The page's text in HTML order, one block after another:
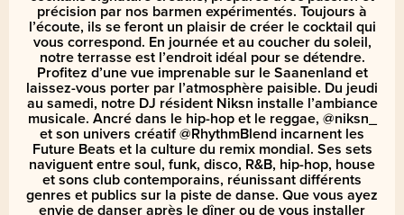
précision par nos barmen expérimentés. Toujours à
l’écoute, ils se feront un plaisir de créer le cocktail qui
vous correspond. En journée et au coucher du soleil,
notre terrasse est l’endroit idéal pour se détendre.
Profitez d’une vue imprenable sur le Saanenland et
laissez-vous porter par l’atmosphère paisible. Du jeudi
au samedi, notre DJ résident Niksn installe l’ambiance
musicale. Ancré dans le hip-hop et le reggae, @niksn_
et son univers créatif @RhythmBlend incarnent les
Future Beats et la culture du remix mondial. Ses sets
naviguent entre soul, funk, disco, R&B, hip-hop, house
et sons club contemporains, réunissant différents
genres et publics sur la piste de danse. Que vous ayez
envie de danser après le dîner ou de vous installer